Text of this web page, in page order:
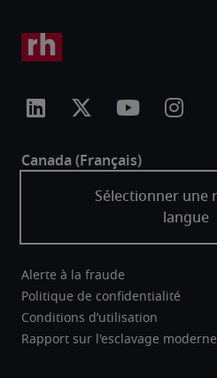
Alerte à la fraude
Politique de confidentialité
Conditions d’utilisation
Rapport sur l'esclavage moderne